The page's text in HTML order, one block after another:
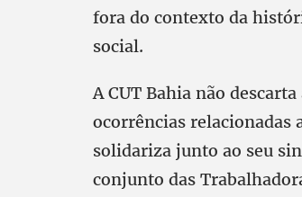
fora do contexto da
social.
A CUT Bahia não
ocorrências relacionadas
solidariza junto ao seu
conjunto das